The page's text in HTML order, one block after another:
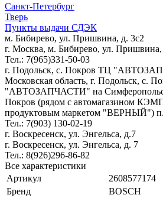
Санкт-Петербург
Тверь
Пункты выдачи СДЭК
м. Бибирево, ул. Пришвина, д. 3с2
г. Москва, м. Бибирево, ул. Пришвина,
Тел.: 7(965)331-50-03
г. Подольск, c. Покров ТЦ
Московская область, г. Подольск, c.
"АВТОЗАПЧАСТИ" на
Покров (рядом с автомагазином
продуктовым маркетом "ВЕРНЫЙ")
Тел.: 7(903) 130-02-19
г. Воскресенск, ул. Энгельса, д.7
г. Воскресенск, ул. Энгельса, д. 7
Тел.: 8(926)296-86-82
Все характеристики
Артикул
2608577174
Бренд
BOSCH